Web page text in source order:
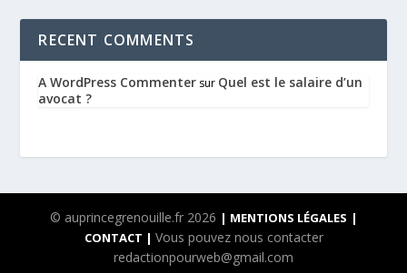
RECENT COMMENTS
A WordPress Commenter sur Quel est le salaire d’un
avocat ?
© auprincegrenouille.fr 2026 | MENTIONS LÉGALES |
CONTACT | Vous pouvez nous contacter
redactionpourweb@gmail.com